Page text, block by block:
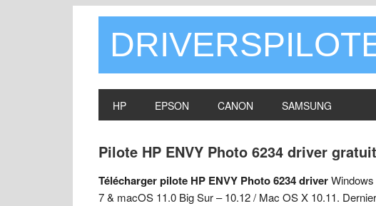
HP EPSON CANON SAMSUNG
Pilote HP ENVY Photo 6234 driver
Télécharger pilote HP ENVY Photo 6234 driver
7 & macOS 11.0 Big Sur – 10.12 / Mac OS X 10.11.